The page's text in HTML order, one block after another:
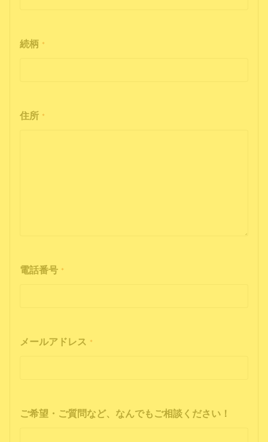
続柄 *
住所 *
電話番号 *
メールアドレス *
ご希望・ご質問など、なんでもご相談ください！